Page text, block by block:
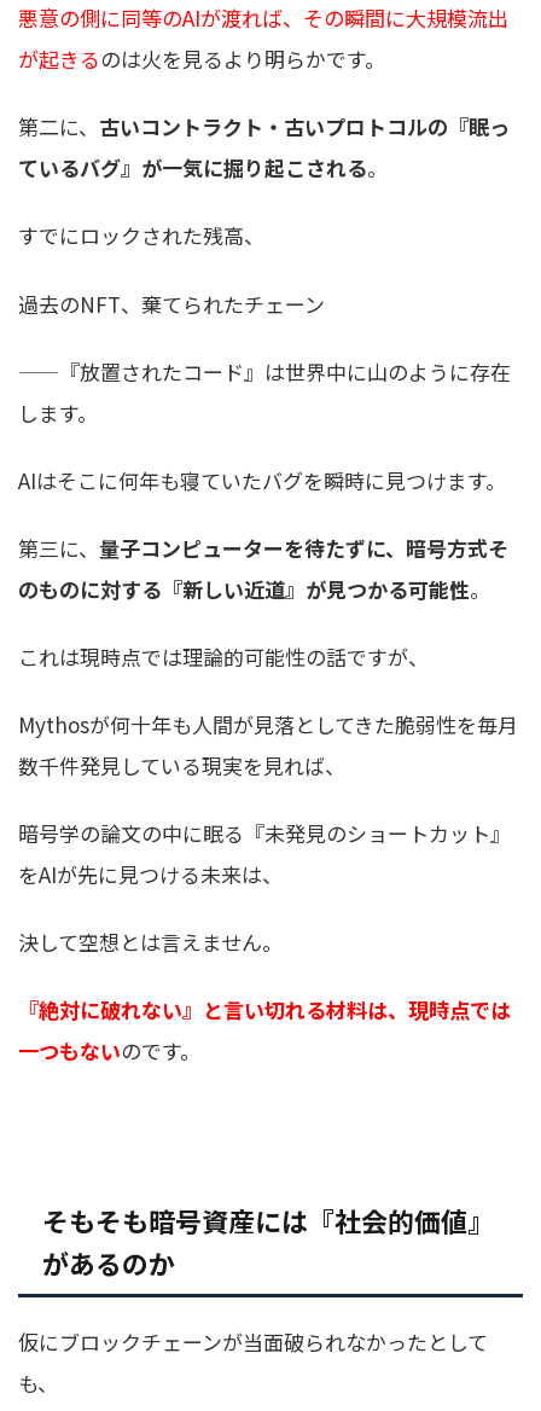
悪意の側に同等のAIが渡れば、その瞬間に大規模流出
が起きるのは火を見るより明らかです。
第二に、 古いコントラクト・古いプロトコルの『眠っ
ているバグ』が一気に掘り起こされる。
すでにロックされた残高、
過去のNFT、棄てられたチェーン
——『放置されたコード』は世界中に山のように存在
します。
AIはそこに何年も寝ていたバグを瞬時に見つけます。
第三に、 量子コンピューターを待たずに、暗号方式そ
のものに対する『新しい近道』が見つかる可能性。
これは現時点では理論的可能性の話ですが、
Mythosが何十年も人間が見落としてきた脆弱性を毎月
数千件発見している現実を見れば、
暗号学の論文の中に眠る『未発見のショートカット』
をAIが先に見つける未来は、
決して空想とは言えません。
『絶対に破れない』と言い切れる材料は、現時点では
一つもないのです。
そもそも暗号資産には『社会的価値』
があるのか
仮にブロックチェーンが当面破られなかったとして
も、